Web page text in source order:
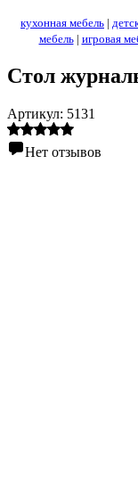
кухонная мебель |
мебель| игровая
Стол
Артикул: 5131
Нет отзывов